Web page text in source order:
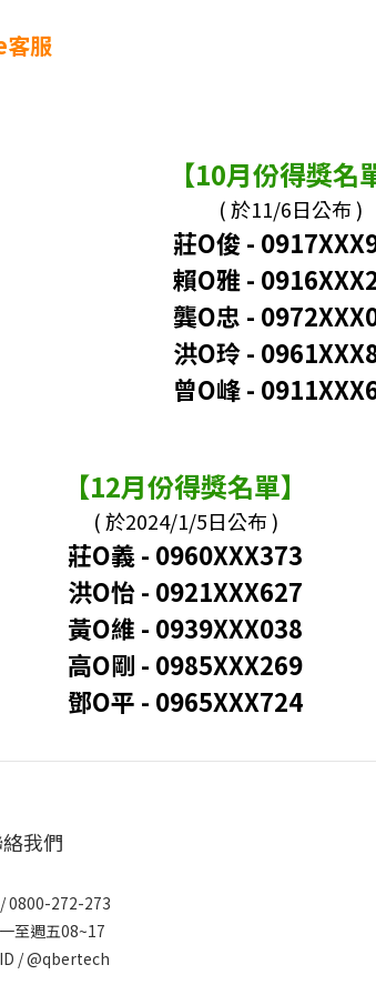
客服
【10月份得獎名
( 於11/6日公布 )
莊O俊 -
賴O雅-
龔O忠 -
洪O玲 -
曾O峰 -
【12月份得獎名單】
( 於2024/1/5日公布 )
莊O義 - 0960XXX373
洪O怡- 0921XXX627
黃O維 - 0939XXX038
高O剛 - 0985XXX269
鄧O平 - 0965XXX724
我們
0800-272-273
至週五08~17
/@qbertech